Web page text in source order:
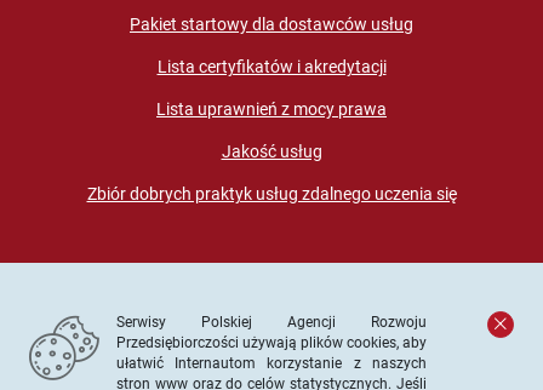
Pakiet startowy dla dostawców usług
Lista certyfikatów i akredytacji
Lista uprawnień z mocy prawa
Jakość usług
Zbiór dobrych praktyk usług zdalnego uczenia się
Serwisy Polskiej Agencji Rozwoju
Przedsiębiorczości używają plików cookies, aby
ułatwić Internautom korzystanie z naszych
stron www oraz do celów statystycznych. Jeśli